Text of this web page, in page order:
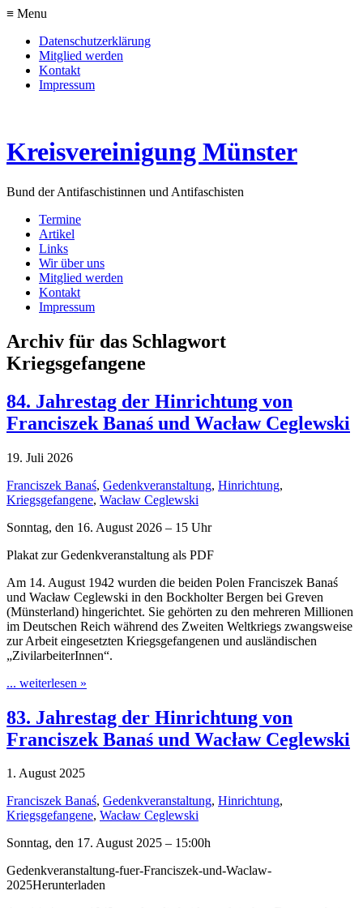
≡ Menu
Datenschutzerklärung
Mitglied werden
Kontakt
Impressum
Kreisvereinigung Münster
Bund der Antifaschistinnen und Antifaschisten
Termine
Artikel
Links
Wir über uns
Mitglied werden
Kontakt
Impressum
Archiv für das Schlagwort
Kriegsgefangene
84. Jahrestag der Hinrichtung von
Franciszek Banaś und Wacław Ceglewski
19. Juli 2026
Franciszek Banaś, Gedenkveranstaltung, Hinrichtung,
Kriegsgefangene, Wacław Ceglewski
Sonntag, den 16. August 2026 – 15 Uhr
Plakat zur Gedenkveranstaltung als PDF
Am 14. August 1942 wurden die beiden Polen Franciszek Banaś
und Wacław Ceglewski in den Bockholter Bergen bei Greven
(Münsterland) hingerichtet. Sie gehörten zu den mehreren Millionen
im Deutschen Reich während des Zweiten Weltkriegs zwangsweise
zur Arbeit eingesetzten Kriegsgefangenen und ausländischen
„ZivilarbeiterInnen“.
... weiterlesen »
83. Jahrestag der Hinrichtung von
Franciszek Banaś und Wacław Ceglewski
1. August 2025
Franciszek Banaś, Gedenkveranstaltung, Hinrichtung,
Kriegsgefangene, Wacław Ceglewski
Sonntag, den 17. August 2025 – 15:00h
Gedenkveranstaltung-fuer-Franciszek-und-Waclaw-
2025Herunterladen